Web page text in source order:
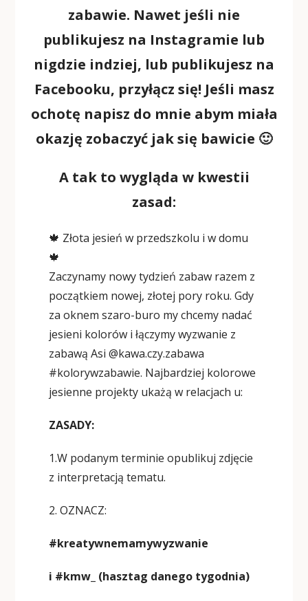
zabawie. Nawet jeśli nie
publikujesz na Instagramie lub
nigdzie indziej, lub publikujesz na
Facebooku, przyłącz się! Jeśli masz
ochotę napisz do mnie abym miała
okazję zobaczyć jak się bawicie 🙂
A tak to wygląda w kwestii
zasad:
🍁 Złota jesień w przedszkolu i w domu
🍁
Zaczynamy nowy tydzień zabaw razem z
początkiem nowej, złotej pory roku. Gdy
za oknem szaro-buro my chcemy nadać
jesieni kolorów i łączymy wyzwanie z
zabawą Asi @kawa.czy.zabawa
#kolorywzabawie. Najbardziej kolorowe
jesienne projekty ukażą w relacjach u:
ZASADY:
1.W podanym terminie opublikuj zdjęcie
z interpretacją tematu.
2. OZNACZ:
#kreatywnemamywyzwanie
i #kmw_ (hasztag danego tygodnia)